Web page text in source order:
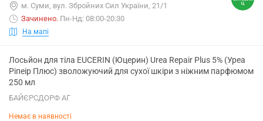
м. Суми, вул. Збройних Сил України, 21/1
Зачинено. Пн-Нд: 08:00-20:30
На мапі
Лосьйон для тіла EUCERIN (Юцерин) Urea Repair Plus 5% (Уреа
Ріпеір Плюс) зволожуючий для сухої шкіри з ніжним парфюмом
250 мл
БАЙЄРСДОРФ АГ
Немає в наявності